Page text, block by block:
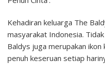
Kehadiran keluarga The
masyarakat Indonesia.
Baldys juga merupakan
penuh keseruan setiap